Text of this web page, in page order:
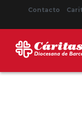
Contacto